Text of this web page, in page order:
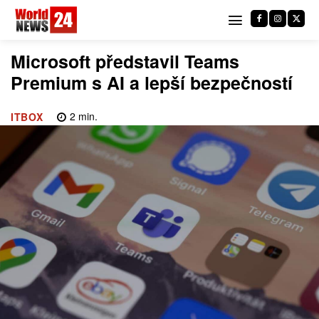
Microsoft představil Teams
Premium s AI a lepší bezpečností
ITBOX 2 min.